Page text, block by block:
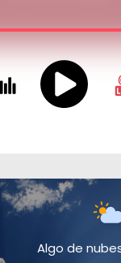
Algo de